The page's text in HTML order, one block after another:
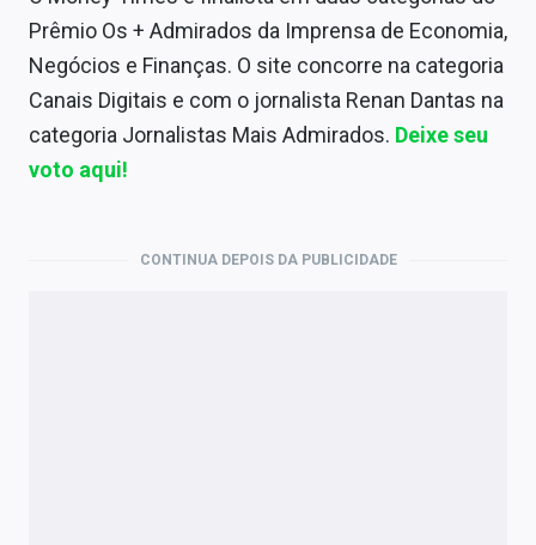
Prêmio Os + Admirados da Imprensa de Economia,
Negócios e Finanças. O site concorre na categoria
Canais Digitais e com o jornalista Renan Dantas na
categoria Jornalistas Mais Admirados. Deixe seu
voto aqui!
CONTINUA DEPOIS DA PUBLICIDADE